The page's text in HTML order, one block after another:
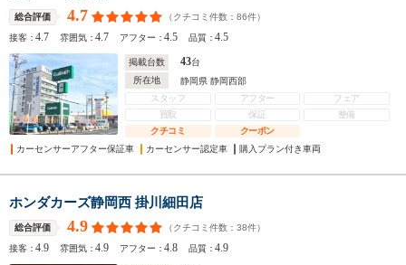
総合評価 4.7 （クチコミ件数： 86件）
接客：4.7 雰囲気：4.7 アフター：4.5 品質：4.5
掲載台数 43台
所在地
静岡県 静岡西部
スタッフ
アフター
フェア
買取
保証
整備
クチコミ
クーポン
カーセンサーアフター保証車
カーセンサー認定車 購入プラン付き車両
ホンダカーズ静岡西 掛川細田店
総合評価 4.9 （クチコミ件数： 38件）
接客：4.9 雰囲気：4.9 アフター：4.8 品質：4.9